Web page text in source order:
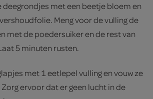
deegrondjes met een beetje bloem en
Meng voor de vulling de
met de poedersuiker en de rest van
5 minuten rusten.
met 1 eetlepel vulling en vouw ze
ervoor dat er geen lucht in de